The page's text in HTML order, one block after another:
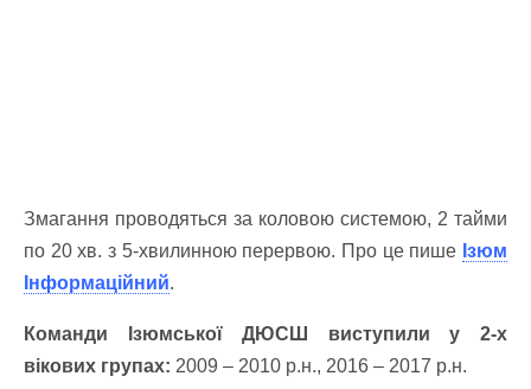
Змагання проводяться за коловою системою, 2 тайми
по 20 хв. з 5-хвилинною перервою. Про це пише Ізюм
Інформаційний.
Команди Ізюмської ДЮСШ виступили у 2-х
вікових групах: 2009 – 2010 р.н., 2016 – 2017 р.н.